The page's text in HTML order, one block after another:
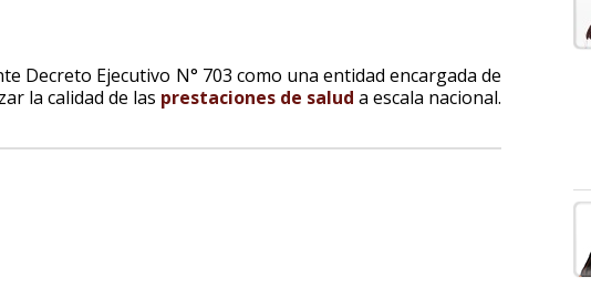
Decreto Ejecutivo N° 703 como una entidad encargada de
la calidad de las prestaciones de salud a escala nacional.